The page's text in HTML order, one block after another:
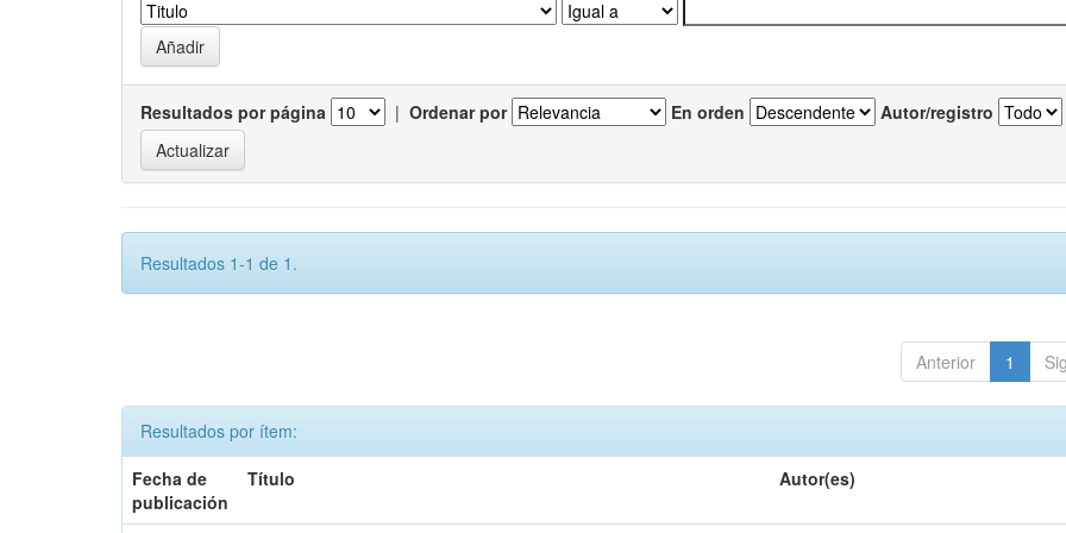
Resultados por página | Ordenar por En orden Autor/registro
Resultados 1-1 de 1.
Anterior 1
Resultados por ítem:
Fecha de
publicación
Título Autor(es)